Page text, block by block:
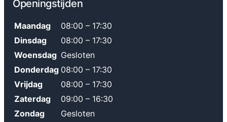
Openingstijden
Maandag
08:00 – 17:30
Dinsdag
08:00 – 17:30
Woensdag Gesloten
Donderdag 08:00 – 17:30
Vrijdag
08:00 – 17:30
Zaterdag
09:00 – 16:30
Zondag
Gesloten